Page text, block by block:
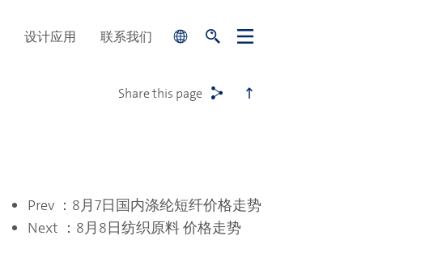
设计应用 联系我们
Share this page
Prev ：8月7日国内涤纶短纤价格走势
Next ：8月8日纺织原料 价格走势